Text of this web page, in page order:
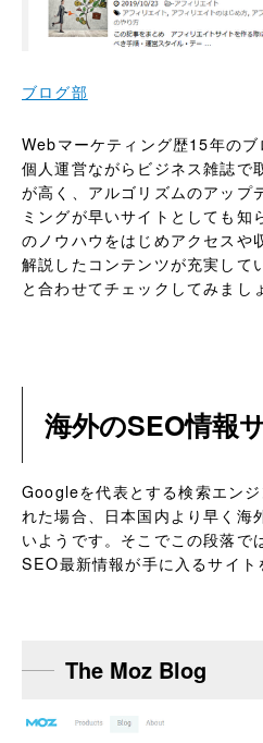
ブログ部
Webマーケティング歴15年のブ
個人運営ながらビジネス雑誌で
が高く、アルゴリズムのアップ
ミングが早いサイトとしても
のノウハウをはじめアクセスや
解説したコンテンツが充実して
と合わせてチェックしてみまし
海外のSEO情報
Googleを代表とする検索エン
れた場合、日本国内より早く海
いようです。そこでこの段落で
SEO最新情報が手に入るサイト
The Moz Blog